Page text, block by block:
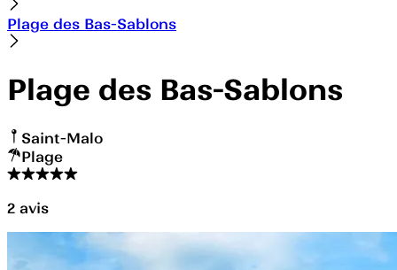
Plage des Bas-Sablons
Plage des Bas-Sablons
Saint-Malo
Plage
2 avis